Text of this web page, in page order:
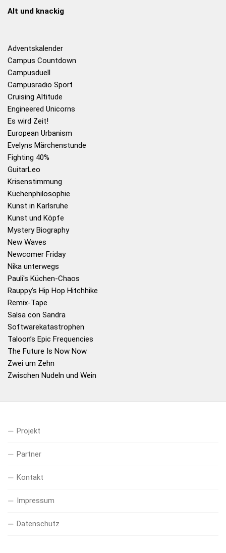
Alt und knackig
Adventskalender
Campus Countdown
Campusduell
Campusradio Sport
Cruising Altitude
Engineered Unicorns
Es wird Zeit!
European Urbanism
Evelyns Märchenstunde
Fighting 40%
GuitarLeo
Krisenstimmung
Küchenphilosophie
Kunst in Karlsruhe
Kunst und Köpfe
Mystery Biography
New Waves
Newcomer Friday
Nika unterwegs
Pauli's Küchen-Chaos
Rauppy’s Hip Hop Hitchhike
Remix-Tape
Salsa con Sandra
Softwarekatastrophen
Taloon’s Epic Frequencies
The Future Is Now Now
Zwei um Zehn
Zwischen Nudeln und Wein
Projekt
Partner
Kontakt
Impressum
Datenschutz